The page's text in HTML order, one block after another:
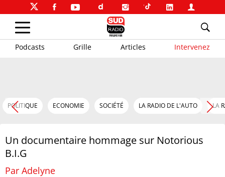
Podcasts Grille Articles Intervenez
POLITIQUE ECONOMIE SOCIÉTÉ LA RADIO DE L'AUTO LA
Un documentaire hommage sur Notorious
B.I.G
Par Adelyne